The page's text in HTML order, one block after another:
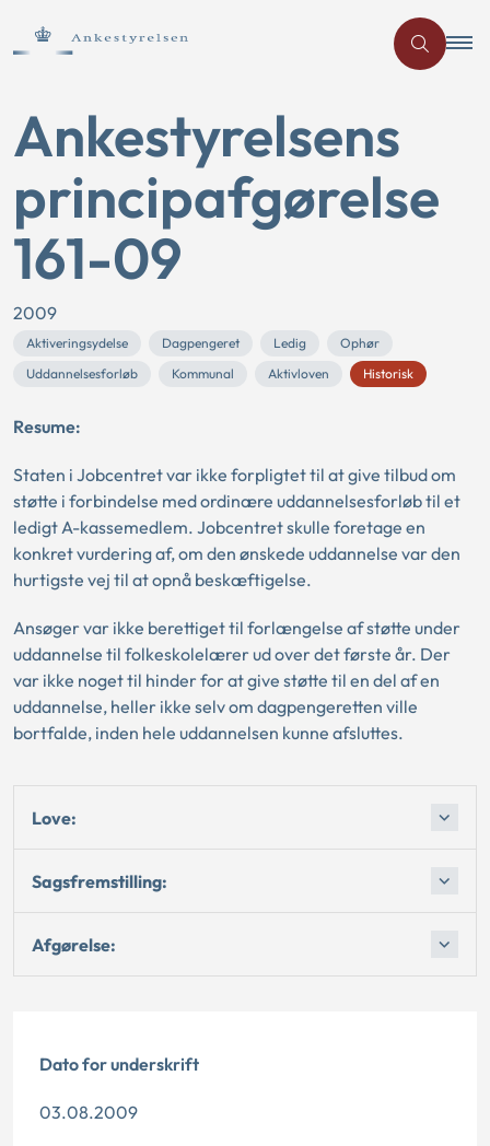
Ankestyrelsens
principafgørelse
161-09
2009
Aktiveringsydelse Dagpengeret Ledig
Ophør
Uddannelsesforløb
Kommunal Aktivloven Historisk
Resume:
Staten i Jobcentret var ikke forpligtet til at give tilbud om
støtte i forbindelse med ordinære uddannelsesforløb til et
ledigt A-kassemedlem. Jobcentret skulle foretage en
konkret vurdering af, om den ønskede uddannelse var den
hurtigste vej til at opnå beskæftigelse.
Ansøger var ikke berettiget til forlængelse af støtte under
uddannelse til folkeskolelærer ud over det første år. Der
var ikke noget til hinder for at give støtte til en del af en
uddannelse, heller ikke selv om dagpengeretten ville
bortfalde, inden hele uddannelsen kunne afsluttes.
Love:
Sagsfremstilling:
Afgørelse:
Dato for underskrift
03.08.2009